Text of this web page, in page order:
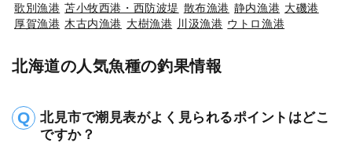
歌別漁港 苫小牧西港・西防波堤 散布漁港 静内漁港 大磯港
厚賀漁港 木古内漁港 大樹漁港 川汲漁港 ウトロ漁港
北海道の人気魚種の釣果情報
北見市で潮見表がよく見られるポイントはどこ
ですか？